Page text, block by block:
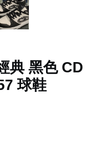
典 黑色 CD
球鞋